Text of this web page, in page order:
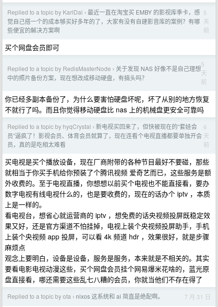
Replied to a topic by KarlDai › 最近一直在淘宝买 EMBY 的影视库季卡，感
觉自己搭一个的成本够买好多年的了，大家有没有自建影音库的案例？有哪
些便宜的解决方案啊
5
天
前
买个网盘会员即可
Replied to a topic by RedisMasterNode › 关于发现 NAS 好像不是自己理想
中的照片备份方案，现在想改成移动硬盘，有搞头吗？
5
天
前
你已经多副本备份了，为什么要害怕硬盘坏呢，坏了从别的地方恢复
不就行了吗。而且你觉得移动硬盘比 nas 上的机械盘更安全可靠吗
Replied to a topic by hyqCrystal › 新电视买回来了，但快被现在的“套娃会
员”逼疯了！影视会员、体育会员就算了，现在连看个电视直播都要单独开会
员，真的是吃相太难看
6
天
前
买电视是买个播放设备，现在厂商附带的各种节目最好不要碰，那些
就相当于你买手机给你预装了个腾讯视频 爱奇艺而已，这些服务是额
外收费的。至于电视直播，你想想以前买个电视也不能直接看，要办
数字电视有线电视什么的，也是要收费的，现在的话办个 iptv ，本质
上是一样的。
看电视台，想省心就运营商的 iptv ，想免费的话央视频投屏既稳定效
果又好，还是官方渠道不怕挂掉，电视上装个央视频投屏助手，手机
上装个央视频 app 投屏，可以看 4k 频道 hdr ，效果很好，就是步骤
麻烦点
观念上要明白，设备是设备，服务是服务，本来就是不相关的。其实
要看电影电视动漫这些，买个网盘会员挂个网易爆米花啥的，蓝光原
盘直接看，哪还需要这些乱七八糟的会员，你就当他们不存在得了
Replied to a topic by ota › nixos 这系统和 ai 简直是绝配啊。 7 月 31 日